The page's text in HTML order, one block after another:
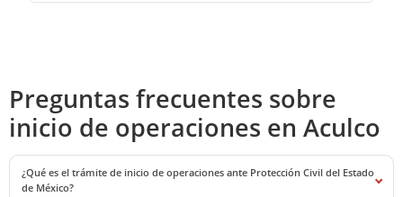
Preguntas frecuentes sobre
inicio de operaciones en Aculco
¿Qué es el trámite de inicio de operaciones ante Protección Civil del Estado
de México?